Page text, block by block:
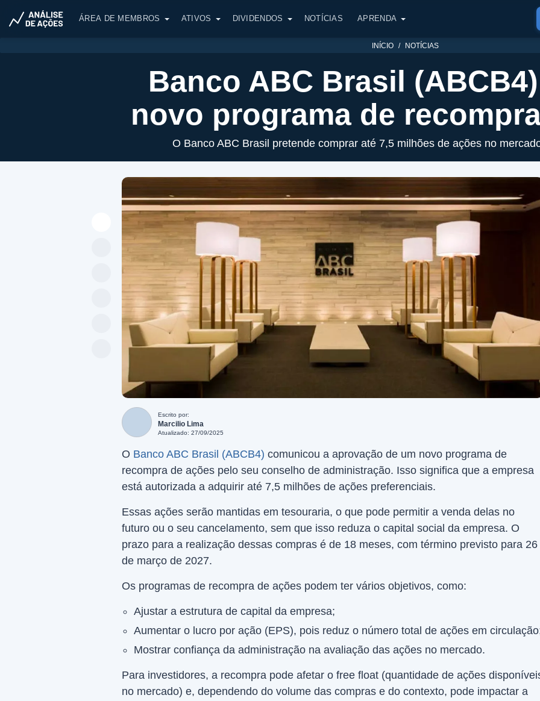
ÁREA DE MEMBROS ATIVOS DIVIDENDOS NOTÍCIAS APRENDA
INÍCIO NOTÍCIAS
Banco ABC Brasil
novo programa de
O Banco ABC Brasil pretende comprar até 7,5 milhões de ações no
Escrito por:
Marcilio Lima
Atualizado: 27/09/2025
O Banco ABC Brasil (ABCB4) comunicou a aprovação de um novo programa de
recompra de ações pelo seu conselho de administração. Isso significa que a empresa
está autorizada a adquirir até 7,5 milhões de ações preferenciais.
Essas ações serão mantidas em tesouraria, o que pode permitir a venda delas no
futuro ou o seu cancelamento, sem que isso reduza o capital social da empresa. O
prazo para a realização dessas compras é de 18 meses, com término previsto para 26
de março de 2027.
Os programas de recompra de ações podem ter vários objetivos, como:
Ajustar a estrutura de capital da empresa;
Aumentar o lucro por ação (EPS), pois reduz o número total de ações em
Mostrar confiança da administração na avaliação das ações no mercado.
Para investidores, a recompra pode afetar o free float (quantidade de ações
no mercado) e, dependendo do volume das compras e do contexto, pode impactar a